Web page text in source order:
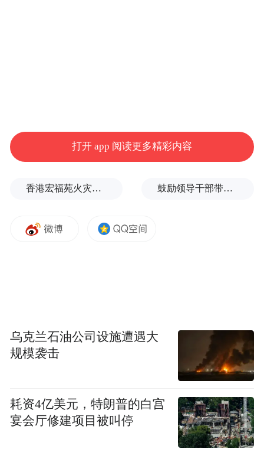
Notice: The content above (including the videos,
pictures and audios if any) is uploaded and posted
space services.”
打开 app 阅读更多精彩内容
香港宏福苑火灾跨部门调查最终报告：大火或由烟头引起 鼓励领导干部带头休假之后又撤回文件，到底什么意思嘛？
乌克兰石油公司设施遭遇大
规模袭击
耗资4亿美元，特朗普的白宫
宴会厅修建项目被叫停